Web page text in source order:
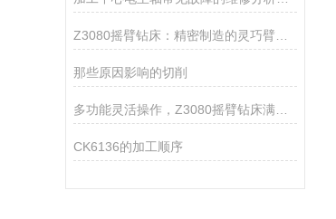
那些原因影响的切削
CK6136的加工顺序